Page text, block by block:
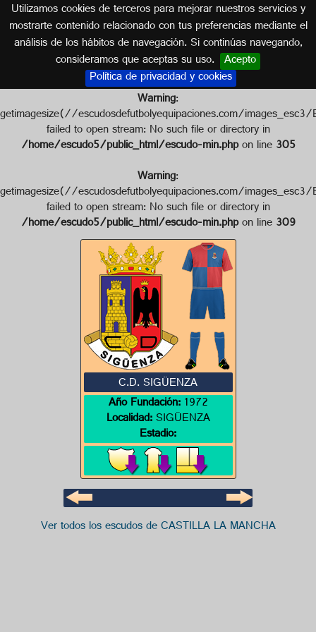
Utilizamos cookies de terceros para mejorar nuestros servicios y
mostrarte contenido relacionado con tus preferencias mediante el
análisis de los hábitos de navegación. Si continúas navegando,
consideramos que aceptas su uso. Acepto
Política de privacidad y cookies
Escudo de C.D. SIGÜENZA
CASTILLA LA MANCHA
Warning:
getimagesize(//escudosdefutbolyequipaciones.com/
failed to open stream: No such file or directory in
/home/escudo5/public_html/escudo-min.phpon line305
Warning:
getimagesize(//escudosdefutbolyequipaciones.com/
failed to open stream: No such file or directory in
/home/escudo5/public_html/escudo-min.phpon line309
C.D. SIGÜENZA
Año Fundación:1972
Localidad:SIGÜENZA
Estadio:
Ver todos los escudos de CASTILLA LA MANCHA